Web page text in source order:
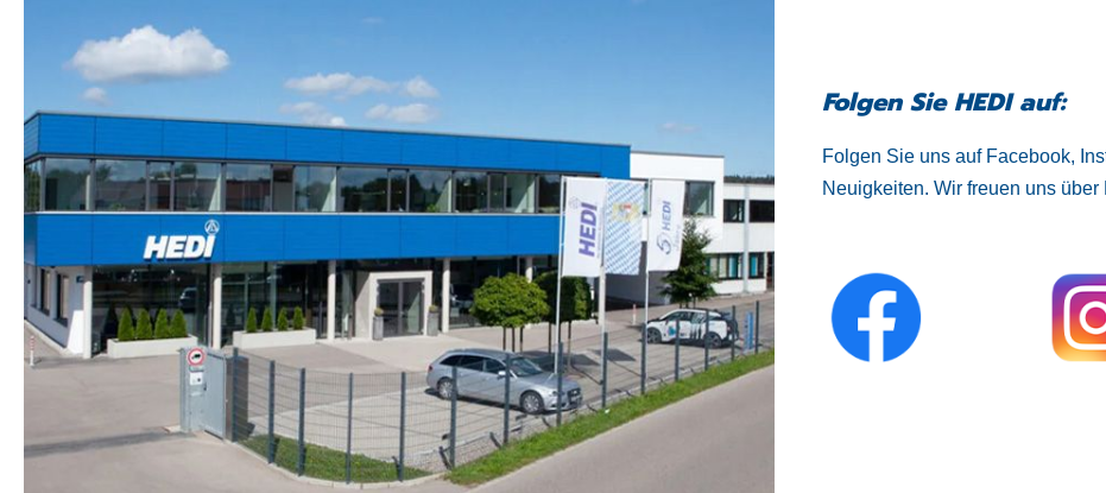
Folgen Sie HEDI auf:
Folgen Sie uns auf Facebook,
Neuigkeiten. Wir freuen uns